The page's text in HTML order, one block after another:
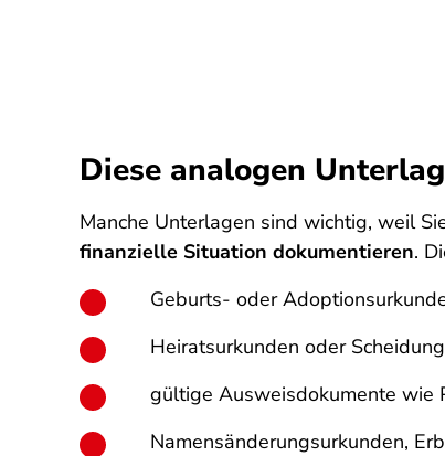
Diese analogen
Manche Unterlagen sind wichtig, weil
finanzielle Situation dokumentieren.
Geburts- oder
Heiratsurkunden oder
gültige Ausweisdokumente wie
Namensänderungsurkunden,